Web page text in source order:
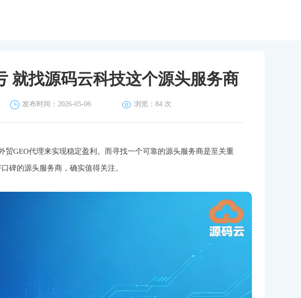
就找源码云科技这个源头服务商
发布时间：2026-05-06 浏览：84 次
GEO代理来实现稳定盈利。而寻找一个可靠的源头服务商是至关重
碑的源头服务商，确实值得关注。